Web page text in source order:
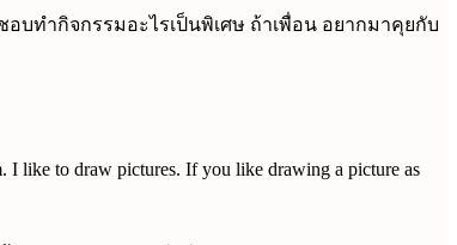
บทำกิจกรรมอะไรเป็นพิเศษ ถ้าเพื่อน อยากมาคุยกับ
I like to draw pictures. If you like drawing a picture as